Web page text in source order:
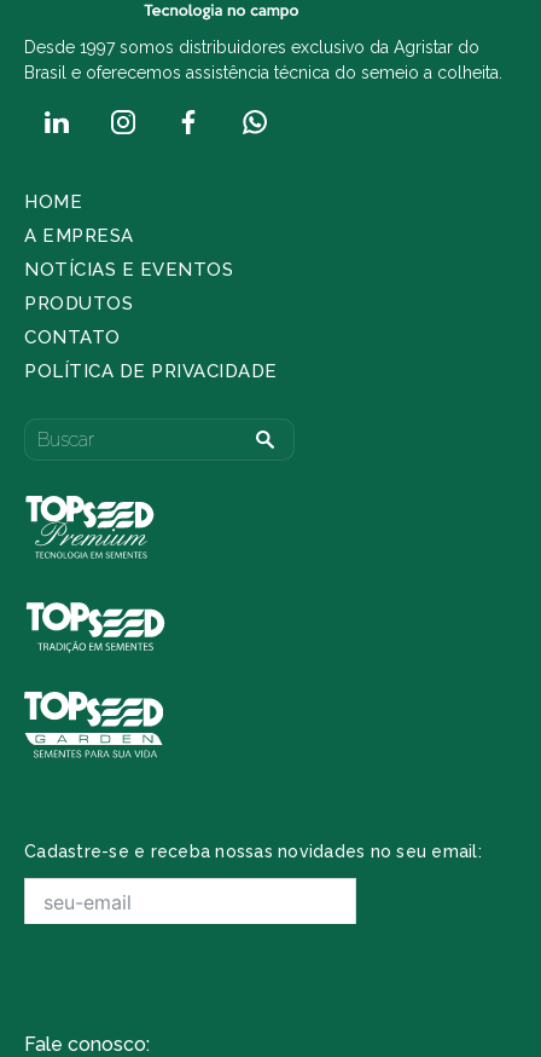
Desde 1997 somos distribuidores exclusivo da Agristar do
Brasil e oferecemos assistência técnica do semeio a colheita.
HOME
A EMPRESA
NOTÍCIAS E EVENTOS
PRODUTOS
CONTATO
POLÍTICA DE PRIVACIDADE
Cadastre-se e receba nossas novidades no seu email:
Fale conosco: